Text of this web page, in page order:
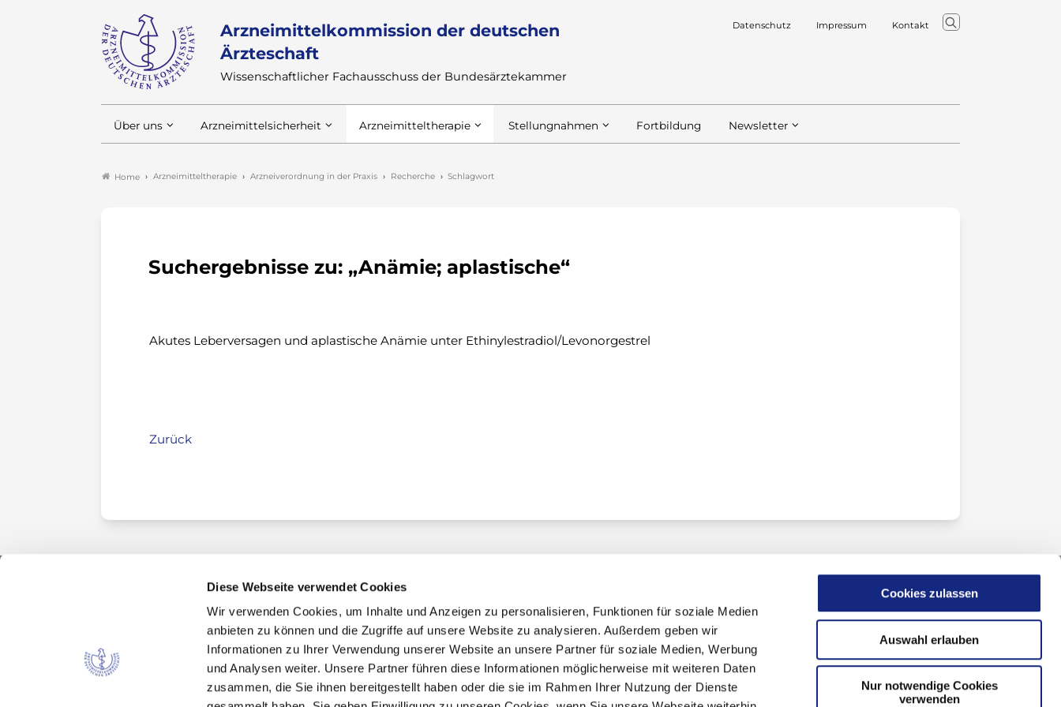
Diese Webseite verwendet Cookies
Wir verwenden Cookies, um Inhalte und Anzeigen zu personalisieren, Funktionen für soziale Medien
anbieten zu können und die Zugriffe auf unsere Website zu analysieren. Außerdem geben wir
Informationen zu Ihrer Verwendung unserer Website an unsere Partner für soziale Medien, Werbung
und Analysen weiter. Unsere Partner führen diese Informationen möglicherweise mit weiteren Daten
zusammen, die Sie ihnen bereitgestellt haben oder die sie im Rahmen Ihrer Nutzung der Dienste
Cookies zulassen
Auswahl erlauben
Nur notwendige Cookies
verwenden
Arzneimittelkommission der deutschen
Ärzteschaft
Wissenschaftlicher Fachausschuss der Bundesärztekammer
Datenschutz Impressum Kontakt
Über uns Arzneimittelsicherheit Arzneimitteltherapie Stellungnahmen Fortbildung Newsletter
Home Arzneimitteltherapie Arzneiverordnung in der Praxis Recherche Schlagwort
Suchergebnisse zu: „Anämie; aplastische“
Akutes Leberversagen und aplastische Anämie unter Ethinylestradiol/Levonorgestrel
Zurück
Arzneimittelkommission der deutschen Ärzteschaft
Fachausschuss der Bundesärztekammer
Bundesärztekammer
Arbeitsgemeinschaft der deutschen Ärztekammern